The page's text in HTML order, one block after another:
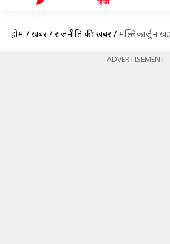
होम / खबरें / राजनीति की खबरें / मल्लिकार्जुन खड़गे के भाषण पर रक्षा
ADVERTISEMENT